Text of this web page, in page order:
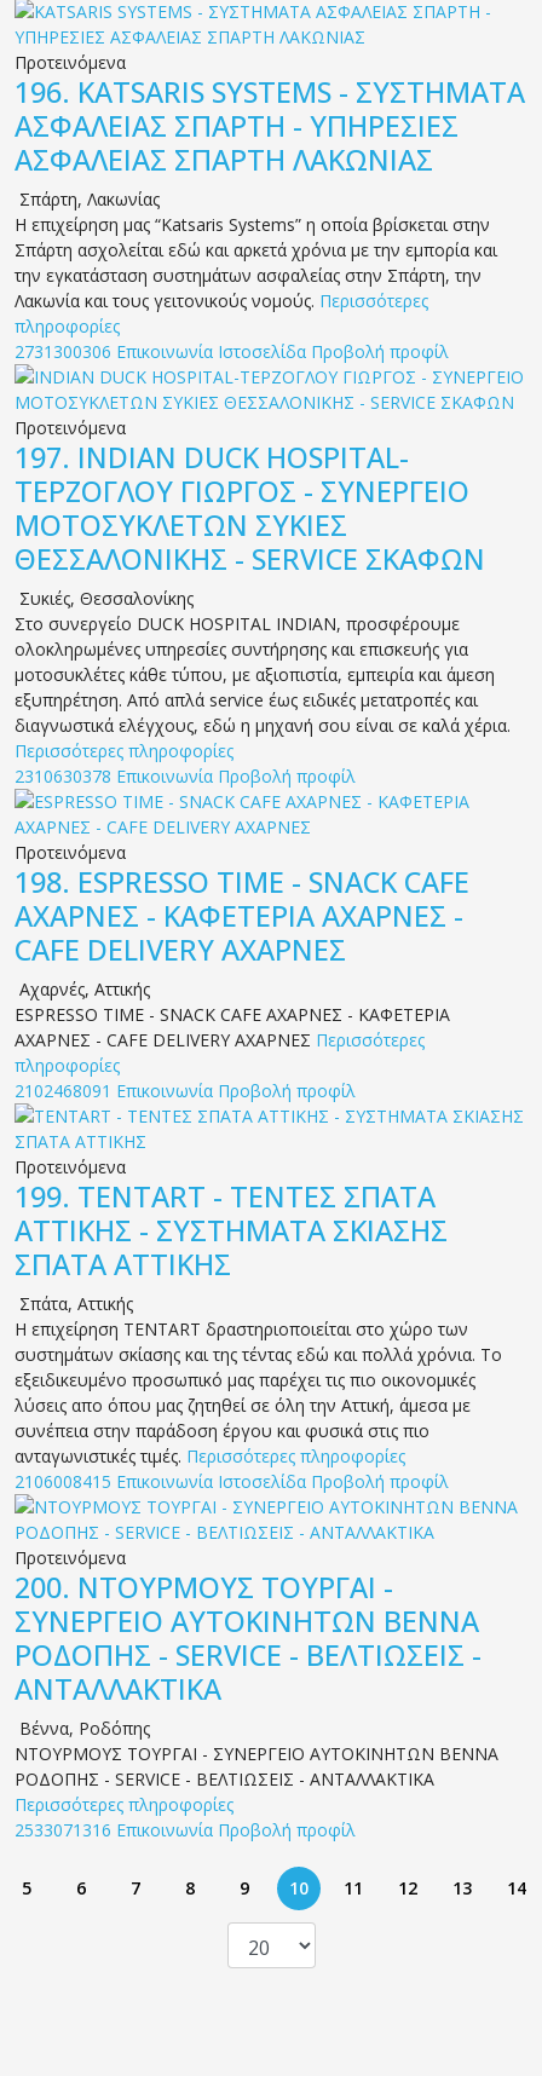
Προτεινόμενα
196. KATSARIS SYSTEMS - ΣΥΣΤΗΜΑΤΑ
ΑΣΦΑΛΕΙΑΣ ΣΠΑΡΤΗ - ΥΠΗΡΕΣΙΕΣ
ΑΣΦΑΛΕΙΑΣ ΣΠΑΡΤΗ ΛΑΚΩΝΙΑΣ
Σπάρτη, Λακωνίας
Η επιχείρηση μας “Katsaris Systems” η οποία βρίσκεται στην
Σπάρτη ασχολείται εδώ και αρκετά χρόνια με την εμπορία και
την εγκατάσταση συστημάτων ασφαλείας στην Σπάρτη, την
Λακωνία και τους γειτονικούς νομούς. Περισσότερες
πληροφορίες
2731300306 Επικοινωνία Ιστοσελίδα Προβολή προφίλ
Προτεινόμενα
197. INDIAN DUCK HOSPITAL-
ΤΕΡΖΟΓΛΟΥ ΓΙΩΡΓΟΣ - ΣΥΝΕΡΓΕΙΟ
ΜΟΤΟΣΥΚΛΕΤΩΝ ΣΥΚΙΕΣ
ΘΕΣΣΑΛΟΝΙΚΗΣ - SERVICE ΣΚΑΦΩΝ
Συκιές, Θεσσαλονίκης
Στο συνεργείο DUCK HOSPITAL INDIAN, προσφέρουμε
ολοκληρωμένες υπηρεσίες συντήρησης και επισκευής για
μοτοσυκλέτες κάθε τύπου, με αξιοπιστία, εμπειρία και άμεση
εξυπηρέτηση. Από απλά service έως ειδικές μετατροπές και
διαγνωστικά ελέγχους, εδώ η μηχανή σου είναι σε καλά χέρια.
Περισσότερες πληροφορίες
2310630378 Επικοινωνία Προβολή προφίλ
Προτεινόμενα
198. ESPRESSO TIME - SNACK CAFE
ΑΧΑΡΝΕΣ - ΚΑΦΕΤΕΡΙΑ ΑΧΑΡΝΕΣ -
CAFE DELIVERY ΑΧΑΡΝΕΣ
Αχαρνές, Αττικής
ESPRESSO TIME - SNACK CAFE ΑΧΑΡΝΕΣ - ΚΑΦΕΤΕΡΙΑ
ΑΧΑΡΝΕΣ - CAFE DELIVERY ΑΧΑΡΝΕΣ Περισσότερες
πληροφορίες
2102468091 Επικοινωνία Προβολή προφίλ
Προτεινόμενα
199. TENTART - ΤΕΝΤΕΣ ΣΠΑΤΑ
ΑΤΤΙΚΗΣ - ΣΥΣΤΗΜΑΤΑ ΣΚΙΑΣΗΣ
ΣΠΑΤΑ ΑΤΤΙΚΗΣ
Σπάτα, Αττικής
Η επιχείρηση TENTART δραστηριοποιείται στο χώρο των
συστημάτων σκίασης και της τέντας εδώ και πολλά χρόνια. Το
εξειδικευμένο προσωπικό μας παρέχει τις πιο οικονομικές
λύσεις απο όπου μας ζητηθεί σε όλη την Αττική, άμεσα με
συνέπεια στην παράδοση έργου και φυσικά στις πιο
ανταγωνιστικές τιμές. Περισσότερες πληροφορίες
2106008415 Επικοινωνία Ιστοσελίδα Προβολή προφίλ
Προτεινόμενα
200. ΝΤΟΥΡΜΟΥΣ ΤΟΥΡΓΑΙ -
ΣΥΝΕΡΓΕΙΟ ΑΥΤΟΚΙΝΗΤΩΝ ΒΕΝΝΑ
ΡΟΔΟΠΗΣ - SERVICE - ΒΕΛΤΙΩΣΕΙΣ -
ΑΝΤΑΛΛΑΚΤΙΚΑ
Βέννα, Ροδόπης
ΝΤΟΥΡΜΟΥΣ ΤΟΥΡΓΑΙ - ΣΥΝΕΡΓΕΙΟ ΑΥΤΟΚΙΝΗΤΩΝ ΒΕΝΝΑ
ΡΟΔΟΠΗΣ - SERVICE - ΒΕΛΤΙΩΣΕΙΣ - ΑΝΤΑΛΛΑΚΤΙΚΑ
Περισσότερες πληροφορίες
2533071316 Επικοινωνία Προβολή προφίλ
5 6 7 8 9 10 11 12 13 14